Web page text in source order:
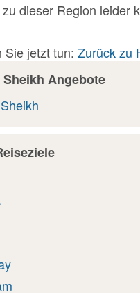
dieser Region leider
Sie jetzt tun: Zurück zu
Angebote